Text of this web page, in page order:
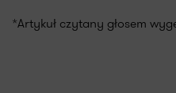
*Artykuł czytany głosem